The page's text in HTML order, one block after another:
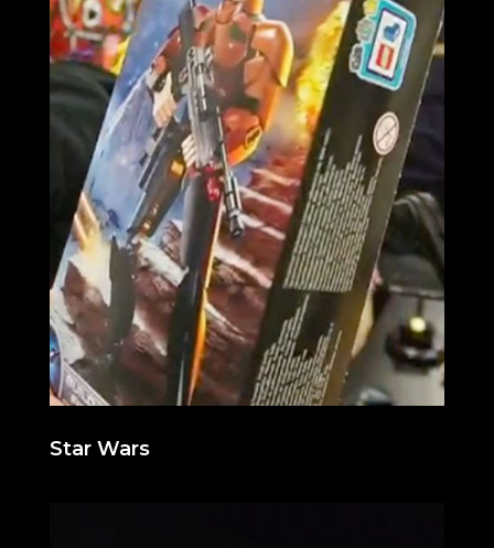
Star Wars